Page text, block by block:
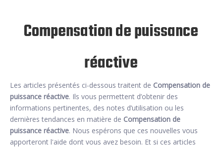
Compensation de puissance
réactive
Les articles présentés ci-dessous traitent de Compensation de
puissance réactive. Ils vous permettent d’obtenir des
informations pertinentes, des notes d’utilisation ou les
dernières tendances en matière de Compensation de
puissance réactive. Nous espérons que ces nouvelles vous
apporteront l'aide dont vous avez besoin. Et si ces articles